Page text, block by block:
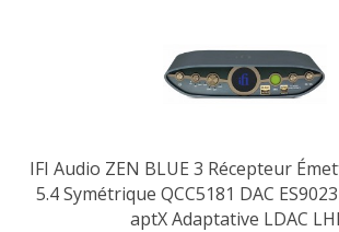
IFI Audio ZEN BLUE 3 Récepteur
5.4 Symétrique QCC5181 DAC
aptX Adaptative LDAC